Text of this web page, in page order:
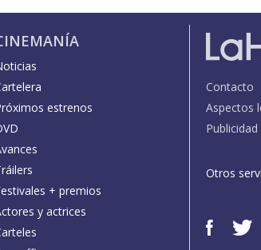
estrenos
+ premios
y actrices
Contacto
Aspectos
Otros